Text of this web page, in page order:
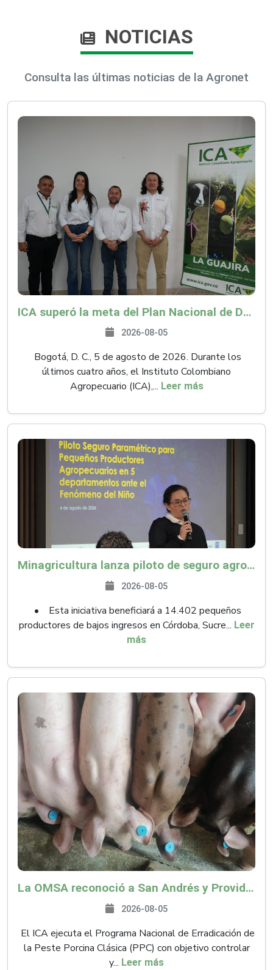
NOTICIAS
Consulta las últimas noticias de la Agronet
ICA superó la meta del Plan Nacional de Desarrollo y abrió 61 mercados internacionales
2026-08-05
Bogotá, D. C., 5 de agosto de 2026. Durante los
últimos cuatro años, el Instituto Colombiano
Agropecuario (ICA),... Leer más
Minagricultura lanza piloto de seguro agropecuario por $9.625 millones para proteger a más de 14.000 pequeños productores contra riesgos del Fenómeno de El Niño
2026-08-05
• Esta iniciativa beneficiará a 14.402 pequeños
productores de bajos ingresos en Córdoba, Sucre... Leer
más
La OMSA reconoció a San Andrés y Providencia como zona libre de Peste Porcina Clásica (PPC)
2026-08-05
El ICA ejecuta el Programa Nacional de Erradicación de
la Peste Porcina Clásica (PPC) con objetivo controlar
y... Leer más